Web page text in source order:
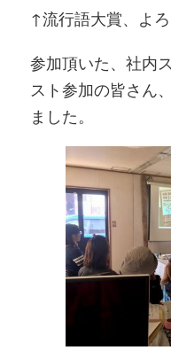
↑流行語大賞、よ
参加頂いた、社内
スト参加の皆さん
ました。